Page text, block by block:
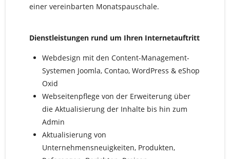
einer vereinbarten Monatspauschale.
Dienstleistungen rund um Ihren Internetauftritt
Webdesign mit den Content-Management-
Systemen Joomla, Contao, WordPress & eShop
Oxid
Webseitenpflege von der Erweiterung über
die Aktualisierung der Inhalte bis hin zum
Admin
Aktualisierung von
Unternehmensneuigkeiten, Produkten,